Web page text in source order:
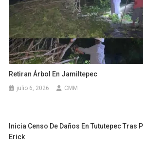
Retiran Árbol En Jamiltepec
julio 6, 2026 CMM
Inicia Censo De Daños En Tututepec Tras
Erick